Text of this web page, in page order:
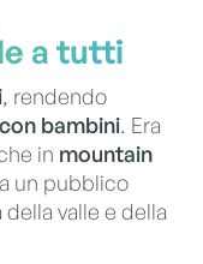
a tutti
, rendendo
bambini. Era
in mountain
un pubblico
valle e della